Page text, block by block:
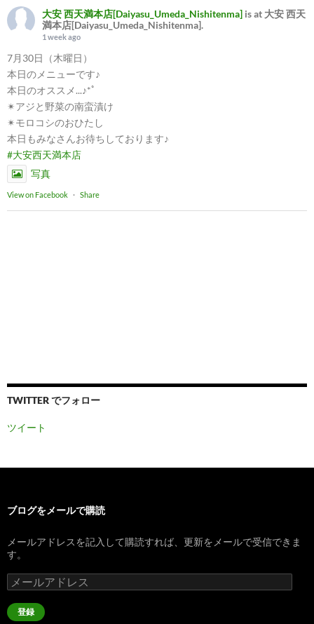
大安 西天満本店[Daiyasu_Umeda_Nishitenma] is at 大安 西天
満本店[Daiyasu_Umeda_Nishitenma].
1 week ago
7月30日（木曜日）
本日のメニューです♪
本日のオススメ...♪*ﾟ
✴︎アジと野菜の南蛮漬け
✴︎モロコシのおひたし
本日もみなさんお待ちしております♪
#大安西天満本店
写真
View on Facebook · Share
TWITTER でフォロー
ツイート
ブログをメールで購読
メールアドレスを記入して購読すれば、更新をメールで受信できま
す。
メ
ー
ル
ア 登録